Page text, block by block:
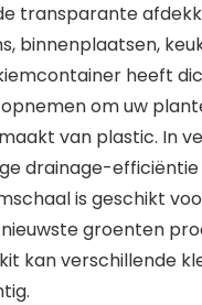
transparante
binnenplaatsen,
heeft
om uw
van plastic. In
drainage-
is geschikt
groenten
kan verschillende